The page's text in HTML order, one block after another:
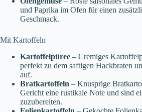
und Paprika im Ofen für einen
Geschmack.
Mit Kartoffeln
Kartoffelpüree – Cremiges
perfekt zu dem saftigen Hackbraten
auf.
Bratkartoffeln – Knusprige
Gericht eine rustikale Note und sind
zuzubereiten.